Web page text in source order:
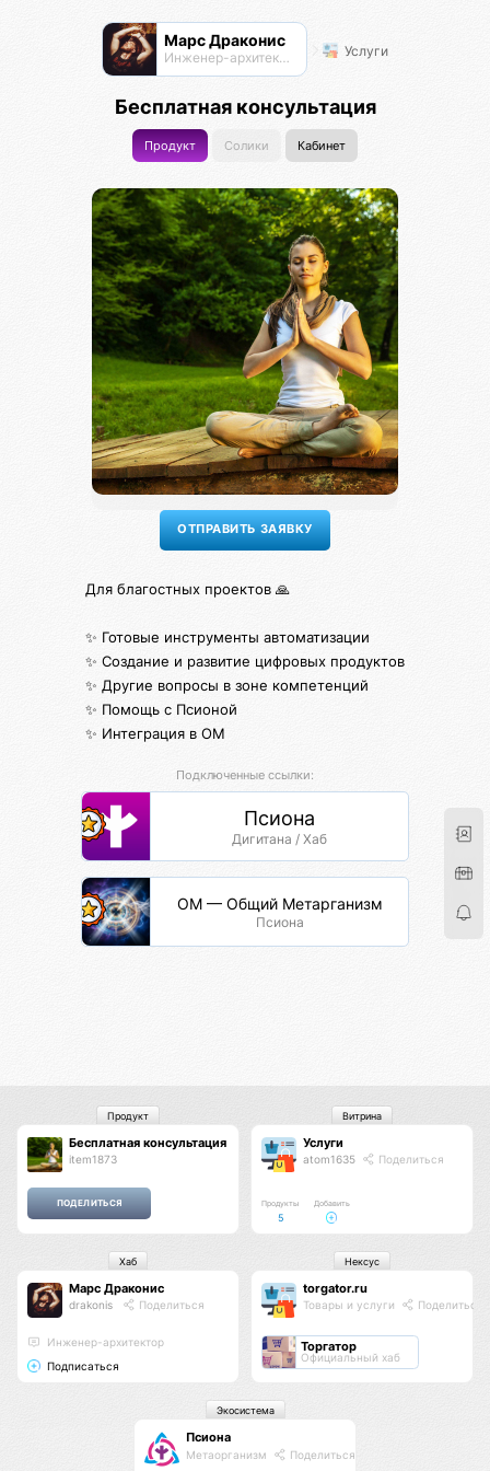
Марс Драконис
Инженер-архитектор Услуги
Бесплатная консультация
Продукт Солики Кабинет
Для благостных проектов 🙏
✨ Готовые инструменты автоматизации
✨ Создание и развитие цифровых продуктов
✨ Другие вопросы в зоне компетенций
✨ Помощь с Псионой
✨ Интеграция в ОМ
Подключенные ссылки:
Псиона
Дигитана / Хаб
ОМ — Общий Метарганизм
Псиона
Бесплатная консультация
item1873
Продукт
Услуги
atom1635 Поделиться
Продукты
5
Добавить
Витрина
Марс Драконис
drakonis Поделиться
Инженер-архитектор
Подписаться
Хаб
torgator.ru
Товары и услуги Поделиться
Торгатор
Официальный хаб
Нексус
Псиона
Метаорганизм Поделиться
Экосистема